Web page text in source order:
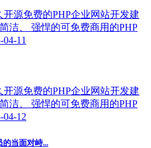
开源免费的PHP企业网站开发建
洁、 强悍的可免费商用的PHP
11
开源免费的PHP企业网站开发建
洁、 强悍的可免费商用的PHP
04-12
当面对峙...